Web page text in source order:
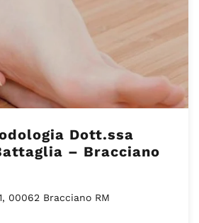
Dott.ssa
– Bracciano
00062 Bracciano RM